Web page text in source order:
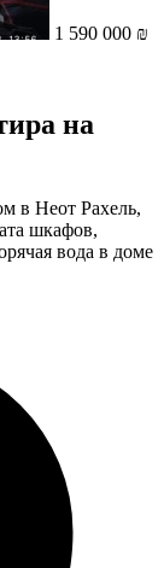
1 590 000 ₪
на
в Неот Рахель,
шкафов,
вода в доме